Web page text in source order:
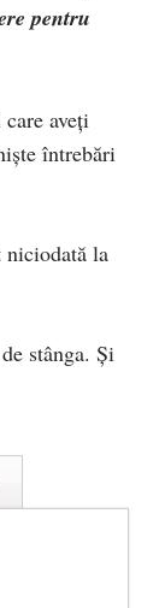
pentru
aveţi
întrebări
niciodată la
stânga. Şi